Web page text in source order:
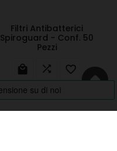
Filtri Antibatterici
Spiroguard - Conf. 50
Pezzi
  
90,34 €